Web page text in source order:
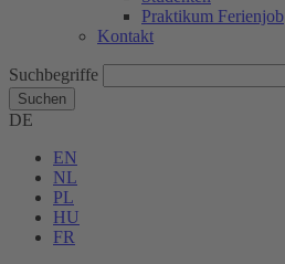
Praktikum Ferienjob
Kontakt
Suchbegriffe
Suchen
DE
EN
NL
PL
HU
FR